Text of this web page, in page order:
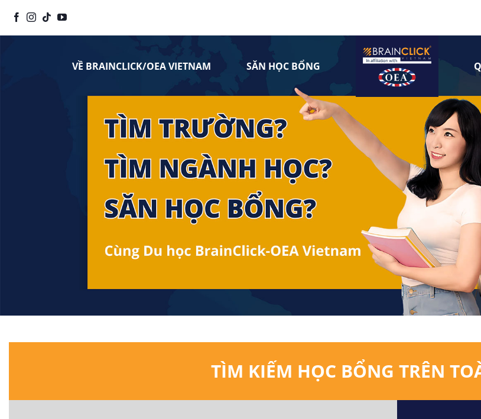
đến
nội
VỀ BRAINCLICK/OEA VIETNAM SĂN HỌC BỔNG
TÌM KIẾM HỌC BỔNG TRÊN